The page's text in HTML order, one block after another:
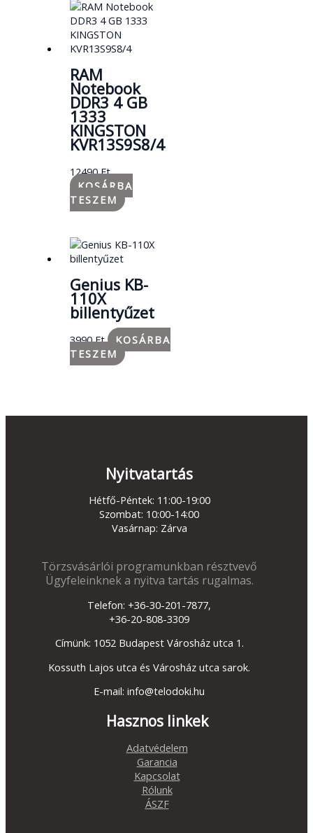
RAM
Notebook
DDR3 4 GB
1333
KINGSTON
KVR13S9S8/4
12490Ft
KOSÁRBA
TESZEM
Genius KB-
110X
billentyűzet
3990Ft
KOSÁRBA
TESZEM
Nyitvatartás
Hétfő-Péntek: 11:00-19:00
Szombat: 10:00-14:00
Vasárnap: Zárva
Törzsvásárlói programunkban résztvevő
Ügyfeleinknek a nyitva tartás rugalmas.
Telefon: +36-30-201-7877,
+36-20-808-3309
Címünk: 1052 Budapest Városház utca 1.
Kossuth Lajos utca és Városház utca sarok.
E-mail: info@telodoki.hu
Hasznos linkek
Adatvédelem
Garancia
Kapcsolat
Rólunk
ÁSZF